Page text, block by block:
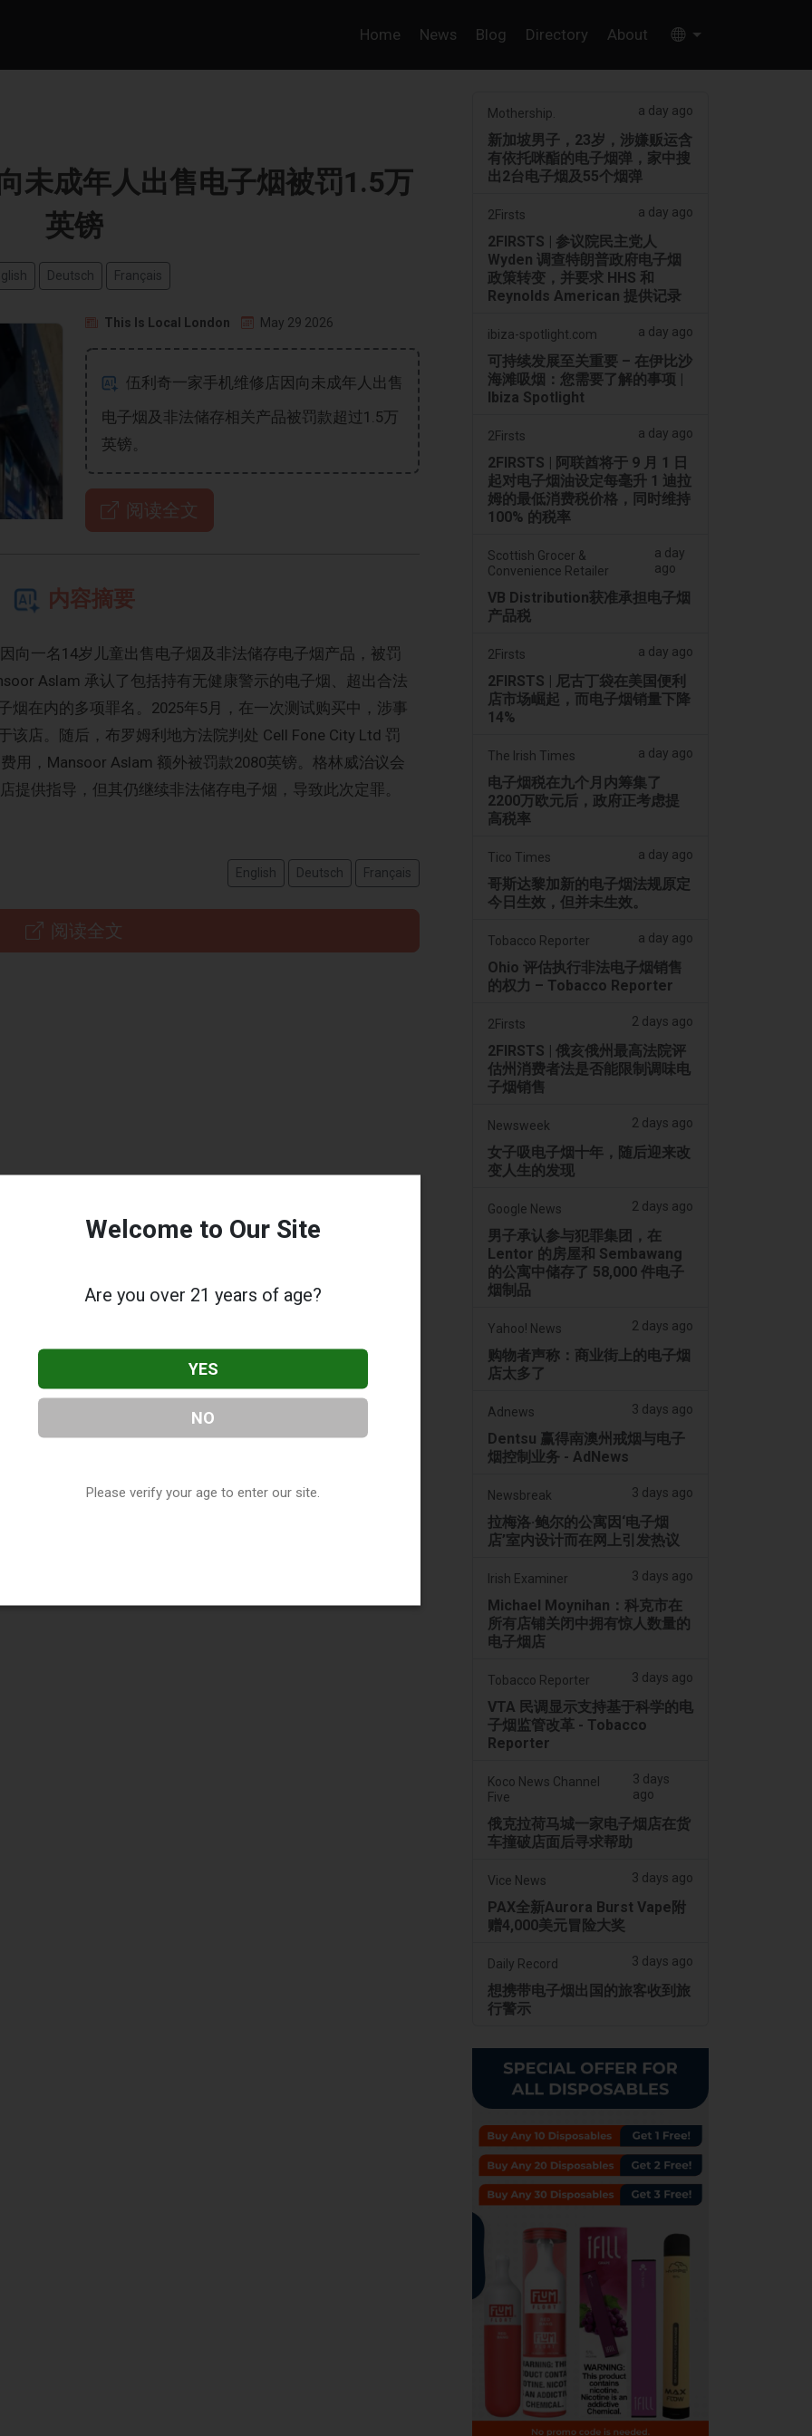
Home News Blog Directory About
未成年人出售电子烟被罚1.5万
英镑
Deutsch Français
This Is Local London May 29 2026
伍利奇一家手机维修店因向未成年人出售
电子烟及非法储存相关产品被罚款超过1.5万
英镑。
阅读全文
内容摘要
向一名14岁儿童出售电子烟及非法储存电子烟产品，被罚
Aslam 承认了包括持有无健康警示的电子烟、超出合法
烟在内的多项罪名。2025年5月，在一次测试购买中，涉事
该店。随后，布罗姆利地方法院判处 Cell Fone City Ltd 罚
用，Mansoor Aslam 额外被罚款2080英镑。格林威治议会
提供指导，但其仍继续非法储存电子烟，导致此次定罪。
English Deutsch Français
阅读全文
Mothership. a day ago
新加坡男子，23岁，涉嫌贩运含
有依托咪酯的电子烟弹，家中搜
出2台电子烟及55个烟弹
2Firsts a day ago
2FIRSTS | 参议院民主党人
Wyden 调查特朗普政府电子烟
政策转变，并要求 HHS 和
Reynolds American 提供记录
ibiza-spotlight.com a day ago
可持续发展至关重要 – 在伊比沙
海滩吸烟：您需要了解的事项 |
Ibiza Spotlight
2Firsts a day ago
2FIRSTS | 阿联酋将于 9 月 1 日
起对电子烟油设定每毫升 1 迪拉
姆的最低消费税价格，同时维持
100% 的税率
Scottish Grocer &
Convenience Retailer
a day
ago
VB Distribution获准承担电子烟
产品税
2Firsts a day ago
2FIRSTS | 尼古丁袋在美国便利
店市场崛起，而电子烟销量下降
14%
The Irish Times a day ago
电子烟税在九个月内筹集了
2200万欧元后，政府正考虑提
高税率
Tico Times a day ago
哥斯达黎加新的电子烟法规原定
今日生效，但并未生效。
Tobacco Reporter a day ago
Ohio 评估执行非法电子烟销售
的权力 – Tobacco Reporter
2Firsts 2 days ago
2FIRSTS | 俄亥俄州最高法院评
估州消费者法是否能限制调味电
子烟销售
Newsweek 2 days ago
女子吸电子烟十年，随后迎来改
变人生的发现
Google News 2 days ago
男子承认参与犯罪集团，在
Lentor 的房屋和 Sembawang
的公寓中储存了 58,000 件电子
烟制品
Yahoo! News 2 days ago
购物者声称：商业街上的电子烟
店太多了
Adnews 3 days ago
Dentsu 赢得南澳州戒烟与电子
烟控制业务 - AdNews
Newsbreak 3 days ago
拉梅洛·鲍尔的公寓因‘电子烟
店’室内设计而在网上引发热议
Irish Examiner 3 days ago
Michael Moynihan：科克市在
所有店铺关闭中拥有惊人数量的
电子烟店
Tobacco Reporter 3 days ago
VTA 民调显示支持基于科学的电
子烟监管改革 - Tobacco
Reporter
Koco News Channel
Five
3 days
ago
俄克拉荷马城一家电子烟店在货
车撞破店面后寻求帮助
Vice News 3 days ago
PAX全新Aurora Burst Vape附
赠4,000美元冒险大奖
Daily Record 3 days ago
想携带电子烟出国的旅客收到旅
行警示
Welcome to Our Site
Are you over 21 years of age?
YES
NO
Please verify your age to enter our site.